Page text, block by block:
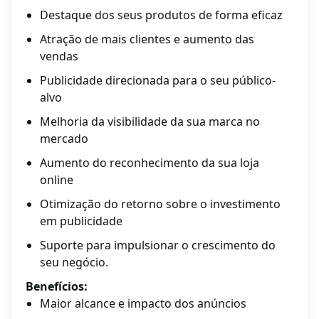
Destaque dos seus produtos de forma eficaz
Atração de mais clientes e aumento das
vendas
Publicidade direcionada para o seu público-
alvo
Melhoria da visibilidade da sua marca no
mercado
Aumento do reconhecimento da sua loja
online
Otimização do retorno sobre o investimento
em publicidade
Suporte para impulsionar o crescimento do
seu negócio.
Benefícios:
Maior alcance e impacto dos anúncios